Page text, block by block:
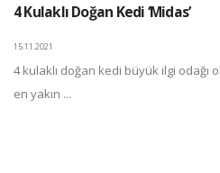
4 Kulaklı Doğan Kedi ‘Midas’
15.11.2021
4 kulaklı doğan kedi büyük ilgi odağı
en yakın ...